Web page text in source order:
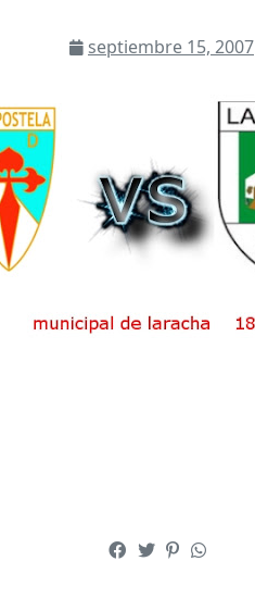
septiembre 15, 2007